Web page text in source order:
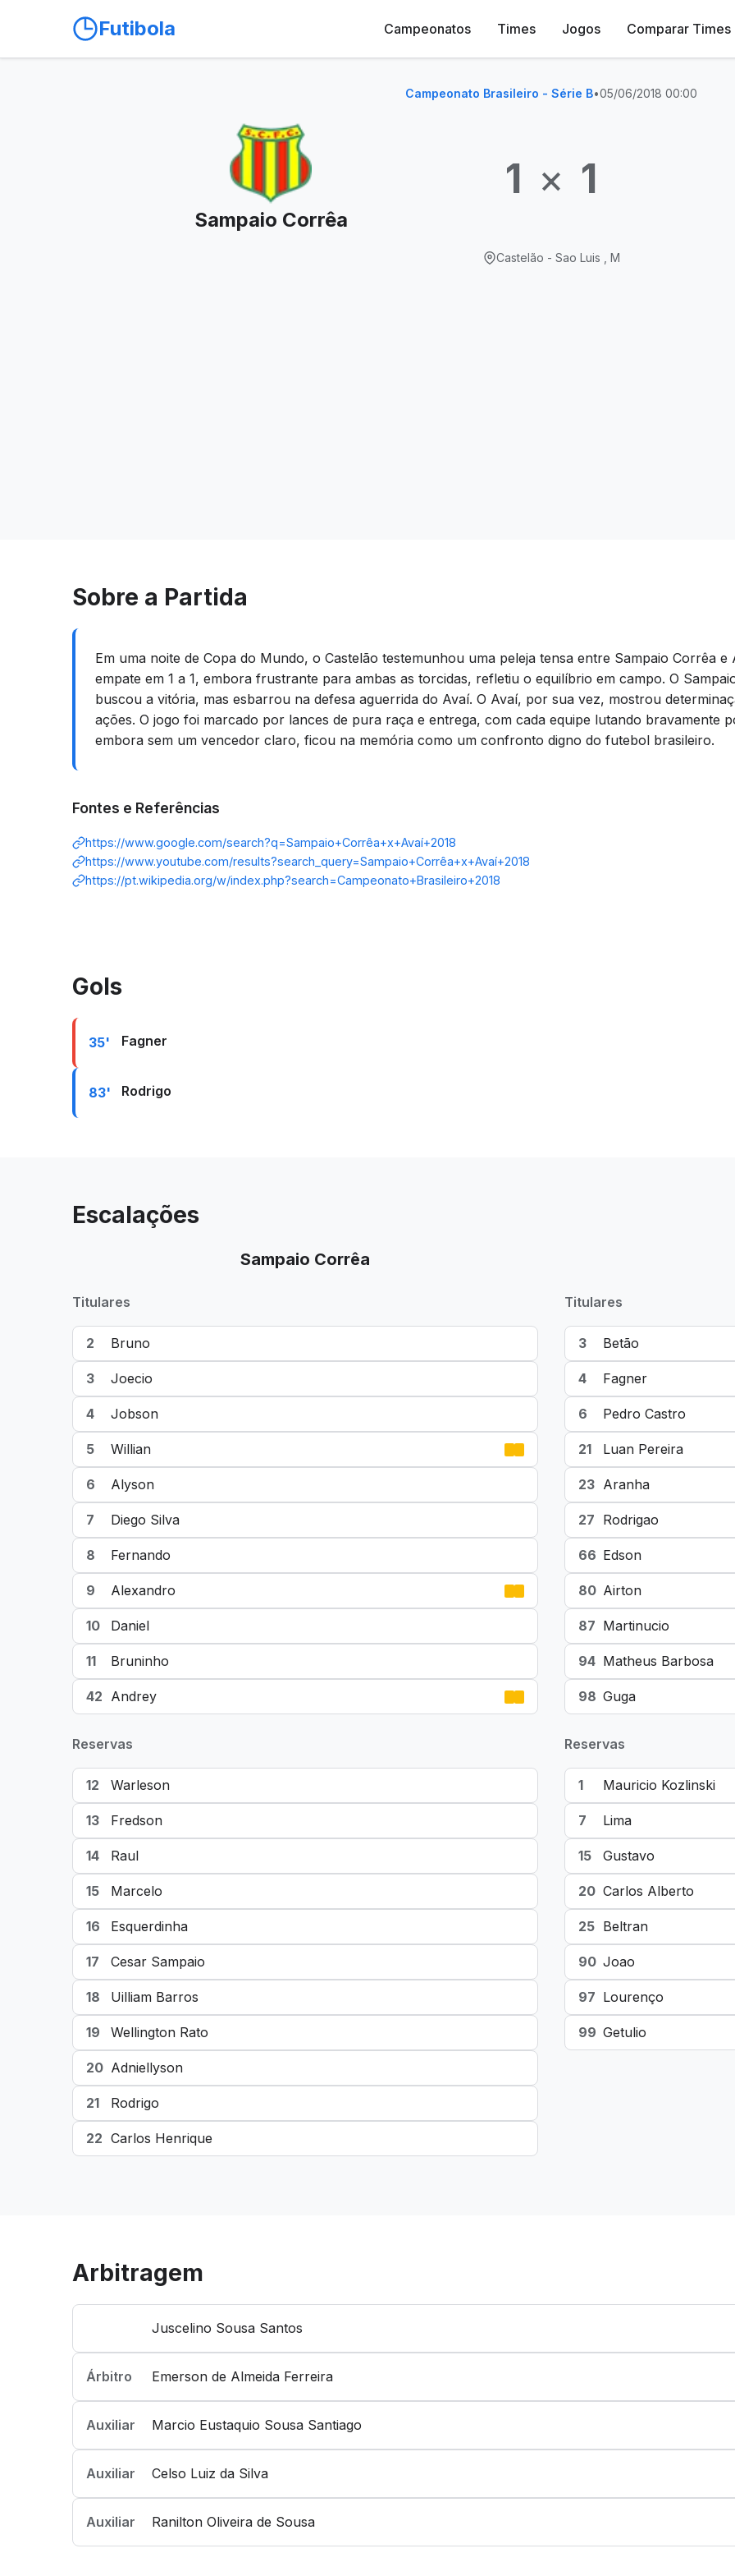
Futibola Campeonatos Times Jogos Comparar Times
Campeonato Brasileiro - Série B•05/06/2018 00:00
Sampaio Corrêa
1 × 1
Castelão - Sao Luis , M
Sobre a Partida
Em uma noite de Copa do Mundo, o Castelão testemunhou uma peleja tensa entre Sampaio Corrêa e
empate em 1 a 1, embora frustrante para ambas as torcidas, refletiu o equilíbrio em campo. O
buscou a vitória, mas esbarrou na defesa aguerrida do Avaí. O Avaí, por sua vez, mostrou
ações. O jogo foi marcado por lances de pura raça e entrega, com cada equipe lutando bravamente
embora sem um vencedor claro, ficou na memória como um confronto digno do futebol brasileiro.
Fontes e Referências
https://www.google.com/search?q=Sampaio+Corrêa+x+Avaí+2018
https://www.youtube.com/results?search_query=Sampaio+Corrêa+x+Avaí+2018
https://pt.wikipedia.org/w/index.php?search=Campeonato+Brasileiro+2018
Gols
35' Fagner
83' Rodrigo
Escalações
Sampaio Corrêa
Titulares
2 Bruno
3 Joecio
4 Jobson
5 Willian
6 Alyson
7 Diego Silva
8 Fernando
9 Alexandro
10 Daniel
11 Bruninho
42 Andrey
Reservas
12 Warleson
13 Fredson
14 Raul
15 Marcelo
16 Esquerdinha
17 Cesar Sampaio
18 Uilliam Barros
19 Wellington Rato
20 Adniellyson
21 Rodrigo
22 Carlos Henrique
Titulares
3 Betão
4 Fagner
6 Pedro Castro
21 Luan Pereira
23 Aranha
27 Rodrigao
66 Edson
80 Airton
87 Martinucio
94 Matheus Barbosa
98 Guga
Reservas
1 Mauricio Kozlinski
7 Lima
15 Gustavo
20 Carlos Alberto
25 Beltran
90 Joao
97 Lourenço
99 Getulio
Arbitragem
Juscelino Sousa Santos
Árbitro Emerson de Almeida Ferreira
Auxiliar Marcio Eustaquio Sousa Santiago
Auxiliar Celso Luiz da Silva
Auxiliar Ranilton Oliveira de Sousa